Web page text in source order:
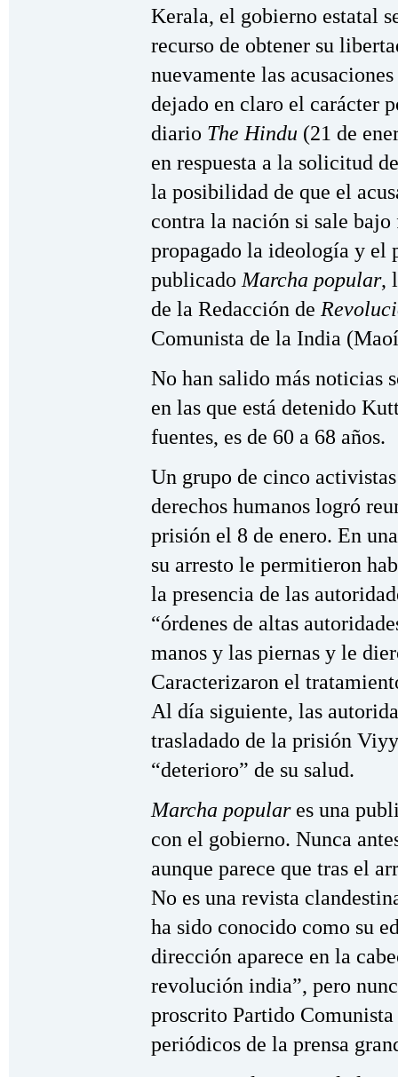
Kerala, el gobierno estatal
recurso de obtener su
nuevamente las
dejado en claro el carácter
diario The Hindu (21 de
en respuesta a la solicitud
la posibilidad de que el
contra la nación si sale
propagado la ideología y el
publicado Marcha popular,
de la Redacción de
Comunista de la India
No han salido más noticias
en las que está detenido
fuentes, es de 60 a 68 años.
Un grupo de cinco
derechos humanos logró
prisión el 8 de enero. En
su arresto le permitieron
la presencia de las
“órdenes de altas
manos y las piernas y le
Caracterizaron el
Al día siguiente, las
trasladado de la prisión
“deterioro” de su salud.
Marcha populares una
con el gobierno. Nunca
aunque parece que tras el
No es una revista
ha sido conocido como su
dirección aparece en la
revolución india”, pero
proscrito Partido
periódicos de la prensa